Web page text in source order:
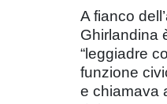
A fianco
Ghirlandina
“leggiadre
funzione
e chiamava